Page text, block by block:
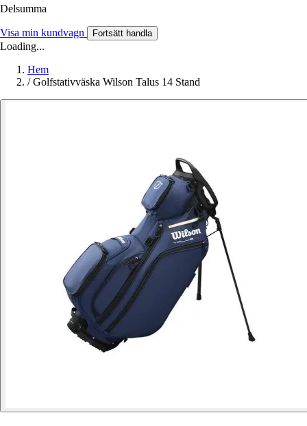
Delsumma
Visa min kundvagn Fortsätt handla
Loading...
Hem
/ Golfstativväska Wilson Talus 14 Stand